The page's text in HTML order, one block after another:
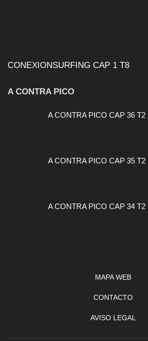
CONEXIONSURFING CAP 1 T8
A CONTRA PICO
A CONTRA PICO CAP 36 T2
A CONTRA PICO CAP 35 T2
A CONTRA PICO CAP 34 T2
MAPA WEB
CONTACTO
AVISO LEGAL